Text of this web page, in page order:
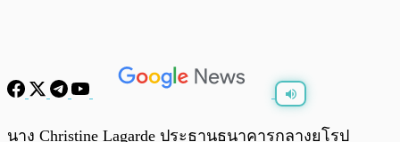
0:00/
นาง Christine Lagarde ประธานธนาคารกลางยุโรป